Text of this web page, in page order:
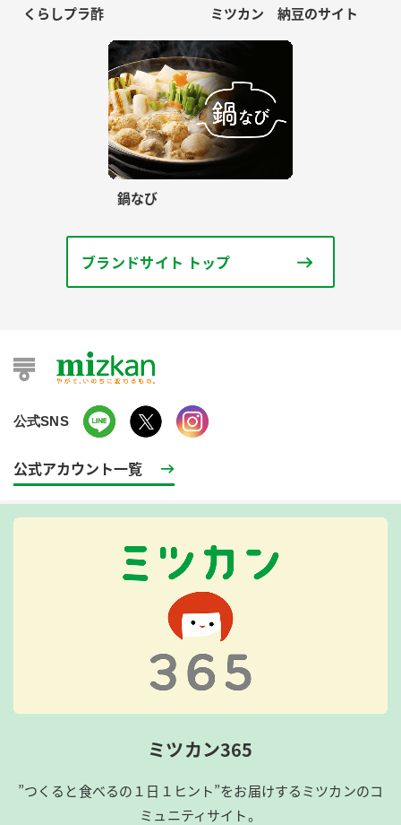
くらしプラ酢 ミツカン 納豆のサイト
鍋なび
ブランドサイト トップ
公式SNS
公式アカウント一覧
ミツカン365
”つくると食べるの１日１ヒント”をお届けするミツカンのコ
ミュニティサイト。